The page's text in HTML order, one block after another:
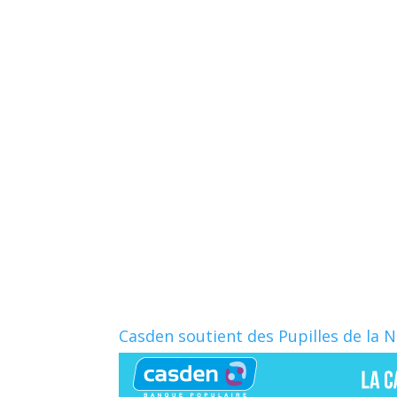
Casden soutient des Pupilles de la